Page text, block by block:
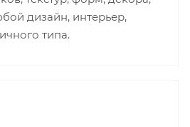
дизайн, интерьер,
типа.